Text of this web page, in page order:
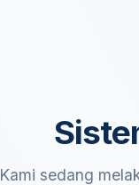
Kami sedang